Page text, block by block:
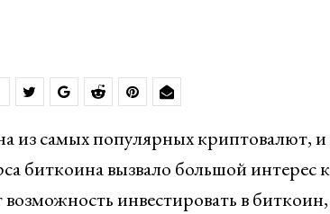
из самых популярных криптовалют,
биткоина вызвало большой интерес
инвестировать в биткоин,